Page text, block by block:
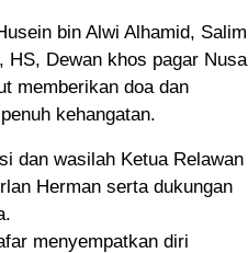
bin Alwi Alhamid, Salim
Dewan khos pagar Nusa
memberikan doa dan
kehangatan.
dan wasilah Ketua Relawan
Herman serta dukungan
menyempatkan diri